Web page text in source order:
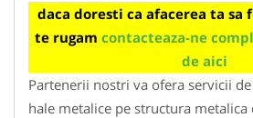
daca doresti ca afacerea ta sa
te rugam contacteaza-ne
de aici
Partenerii nostri va ofera servicii
hale metalice pe structura